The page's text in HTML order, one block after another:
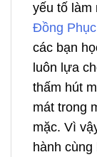
yếu tố làm
Đồng Phục
các bạn
luôn lựa
thấm hút
mát trong
mặc. Vì
hành